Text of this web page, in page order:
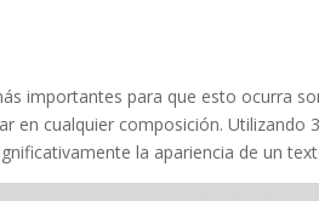
importantes para que esto ocurra
en cualquier composición. Utilizando
la apariencia de un